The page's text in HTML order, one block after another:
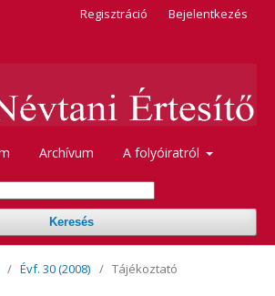
Archívum A folyóiratról
Keresés
Regisztráció Bejelentkezés
/ Évf. 30 (2008) / Tájékoztató